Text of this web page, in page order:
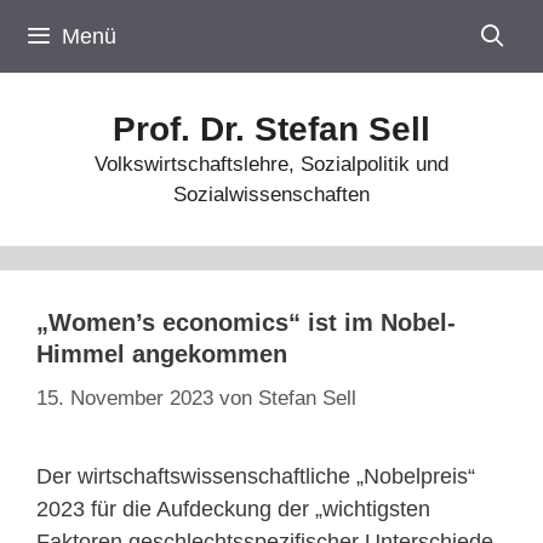
Inhalt
springen
Menü
Prof. Dr. Stefan Sell
Volkswirtschaftslehre, Sozialpolitik und
Sozialwissenschaften
„Women’s economics“ ist im Nobel-
Himmel angekommen
15. November 2023 von Stefan Sell
Der wirtschaftswissenschaftliche „Nobelpreis“
2023 für die Aufdeckung der „wichtigsten